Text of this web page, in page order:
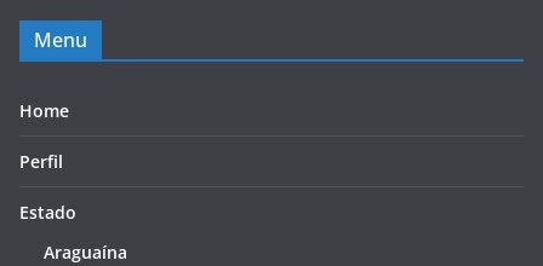
Menu
Home
Perfil
Estado
Araguaína